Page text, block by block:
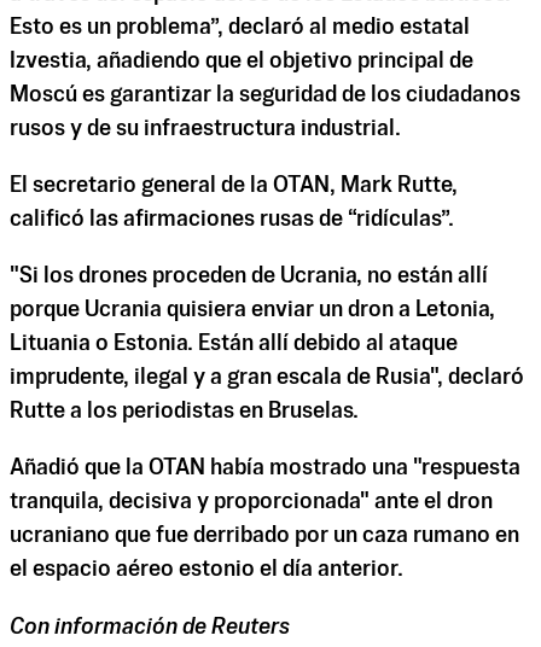
Esto es un problema”, declaró al medio estatal
Izvestia, añadiendo que el objetivo principal de
Moscú es garantizar la seguridad de los ciudadanos
rusos y de su infraestructura industrial.
El secretario general de la OTAN, Mark Rutte,
calificó las afirmaciones rusas de “ridículas”.
"Si los drones proceden de Ucrania, no están allí
porque Ucrania quisiera enviar un dron a Letonia,
Lituania o Estonia. Están allí debido al ataque
imprudente, ilegal y a gran escala de Rusia", declaró
Rutte a los periodistas en Bruselas.
Añadió que la OTAN había mostrado una "respuesta
tranquila, decisiva y proporcionada" ante el dron
ucraniano que fue derribado por un caza rumano en
el espacio aéreo estonio el día anterior.
Con información de Reuters